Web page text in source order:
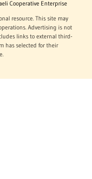
Cooperative Enterprise
resource. This site may
Advertising is not
links to external third-
has selected for their